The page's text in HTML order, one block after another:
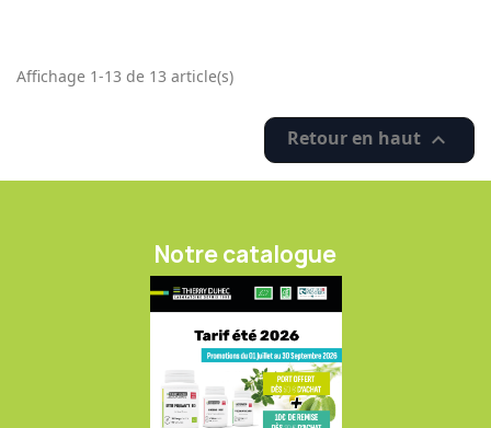
Affichage 1-13 de 13 article(s)
Retour en haut 
Notre catalogue